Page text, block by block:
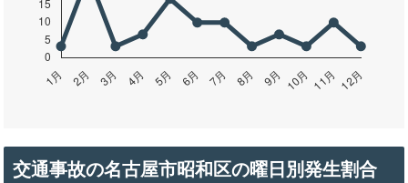
交通事故の名古屋市昭和区の曜日別発生割合